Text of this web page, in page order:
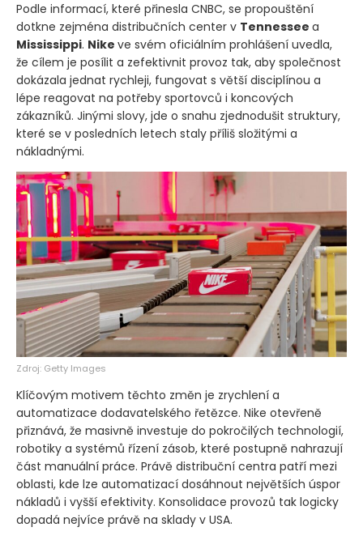
Podle informací, které přinesla CNBC, se propouštění
dotkne zejména distribučních center v Tennessee a
Mississippi. Nike ve svém oficiálním prohlášení uvedla,
že cílem je posílit a zefektivnit provoz tak, aby společnost
dokázala jednat rychleji, fungovat s větší disciplínou a
lépe reagovat na potřeby sportovců i koncových
zákazníků. Jinými slovy, jde o snahu zjednodušit struktury,
které se v posledních letech staly příliš složitými a
nákladnými.
Zdroj: Getty Images
Klíčovým motivem těchto změn je zrychlení a
automatizace dodavatelského řetězce. Nike otevřeně
přiznává, že masivně investuje do pokročilých technologií,
robotiky a systémů řízení zásob, které postupně nahrazují
část manuální práce. Právě distribuční centra patří mezi
oblasti, kde lze automatizací dosáhnout největších úspor
nákladů i vyšší efektivity. Konsolidace provozů tak logicky
dopadá nejvíce právě na sklady v USA.